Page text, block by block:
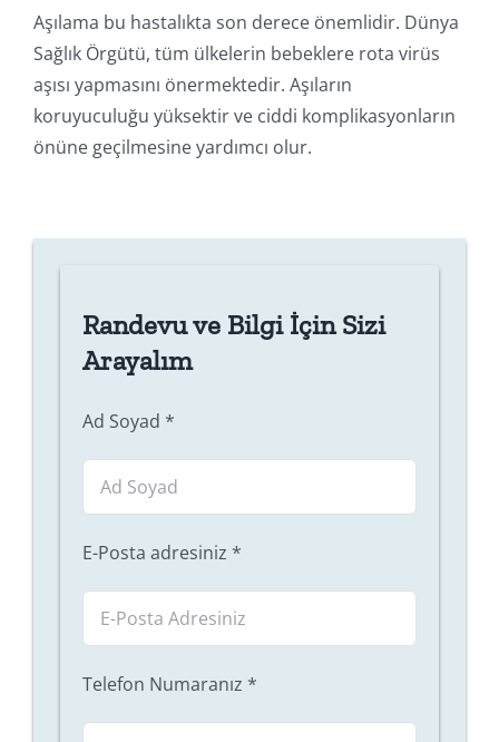
Aşılama bu hastalıkta son derece önemlidir. Dünya
Sağlık Örgütü, tüm ülkelerin bebeklere rota virüs
aşısı yapmasını önermektedir. Aşıların
koruyuculuğu yüksektir ve ciddi komplikasyonların
önüne geçilmesine yardımcı olur.
Randevu ve Bilgi İçin Sizi
Arayalım
Ad Soyad *
E-Posta adresiniz *
Telefon Numaranız *